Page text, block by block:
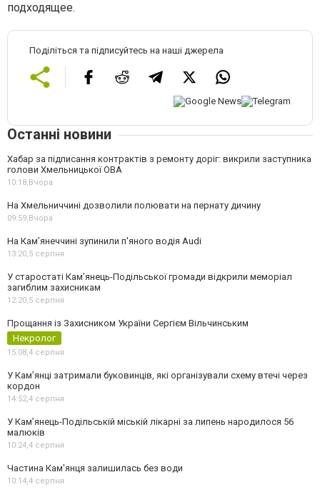
подходящее.
Поділіться та підписуйтесь на наші джерела
Останні новини
Хабар за підписання контрактів з ремонту доріг: викрили заступника
голови Хмельницької ОВА
10:18,Вчора
На Хмельниччині дозволили полювати на пернату дичину
09:59,Вчора
На Камʼянеччині зупинили п'яного водія Audi
13:20,5 серпня
У старостаті Кам’янець-Подільської громади відкрили меморіал
загиблим захисникам
12:20,5 серпня
Прощання із Захисником України Сергієм Вільчинським
Некролог
15:08,4 серпня
У Кам’янці затримали буковинців, які організували схему втечі через
кордон
14:52,4 серпня
У Кам’янець-Подільській міській лікарні за липень народилося 56
малюків
10:24,4 серпня
Частина Кам'янця залишилась без води
10:14,4 серпня